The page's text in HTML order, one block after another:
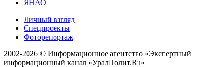
ЯНАО
Личный взгляд
Спецпроекты
Фоторепортаж
2002-2026 © Информационное агентство «Экспертный
информационный канал «УралПолит.Ru»